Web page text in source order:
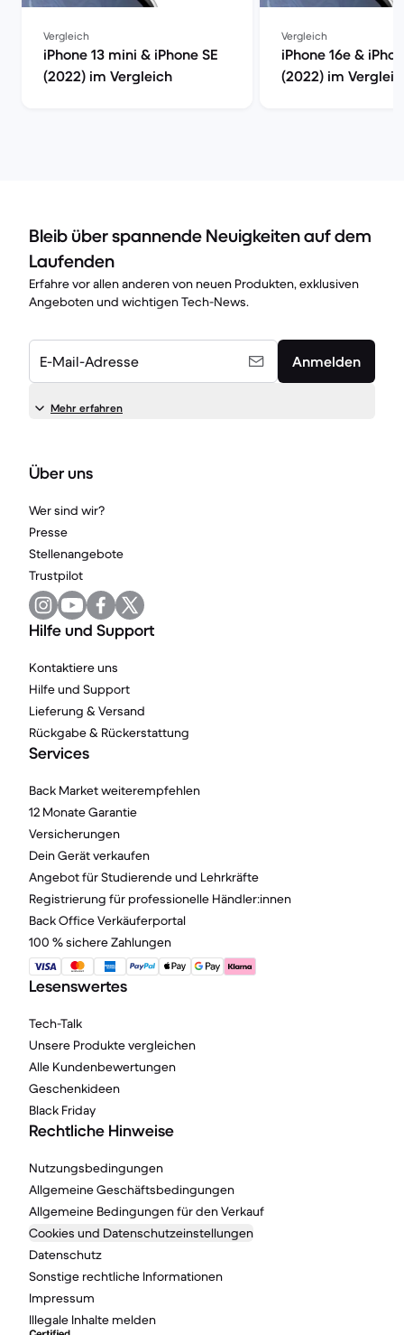
Vergleich
iPhone 13 mini & iPhone SE
(2022) im Vergleich
Vergleich
iPhone 16e &
(2022) im
Bleib über spannende Neuigkeiten auf dem
Laufenden
Erfahre vor allen anderen von neuen Produkten, exklusiven
Angeboten und wichtigen Tech-News.
E-Mail-Adresse Anmelden
Mehr erfahren
Über uns
Wer sind wir?
Presse
Stellenangebote
Trustpilot
Hilfe und Support
Kontaktiere uns
Hilfe und Support
Lieferung & Versand
Rückgabe & Rückerstattung
Services
Back Market weiterempfehlen
12 Monate Garantie
Versicherungen
Dein Gerät verkaufen
Angebot für Studierende und Lehrkräfte
Registrierung für professionelle Händler:innen
Back Office Verkäuferportal
100 % sichere Zahlungen
Lesenswertes
Tech-Talk
Unsere Produkte vergleichen
Alle Kundenbewertungen
Geschenkideen
Black Friday
Rechtliche Hinweise
Nutzungsbedingungen
Allgemeine Geschäftsbedingungen
Allgemeine Bedingungen für den Verkauf
Cookies und Datenschutzeinstellungen
Datenschutz
Sonstige rechtliche Informationen
Impressum
Illegale Inhalte melden